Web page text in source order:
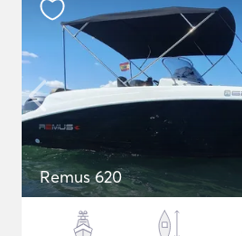
Remus 620